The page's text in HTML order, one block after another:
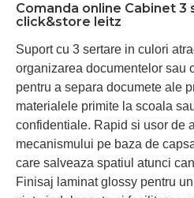
Comanda online Cabinet 3
click&store leitz
Suport cu 3 sertare in culori
organizarea documentelor sau
pentru a separa documete ale
materialele primite la scoala
confidentiale. Rapid si usor de
mecanismului pe baza de
care salveaza spatiul atunci
Finisaj laminat glossy pentru